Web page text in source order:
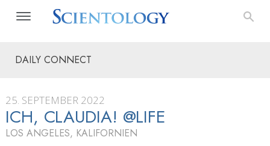
DAILY CONNECT
25. SEPTEMBER 2022
ICH, CLAUDIA! @LIFE
LOS ANGELES, KALIFORNIEN